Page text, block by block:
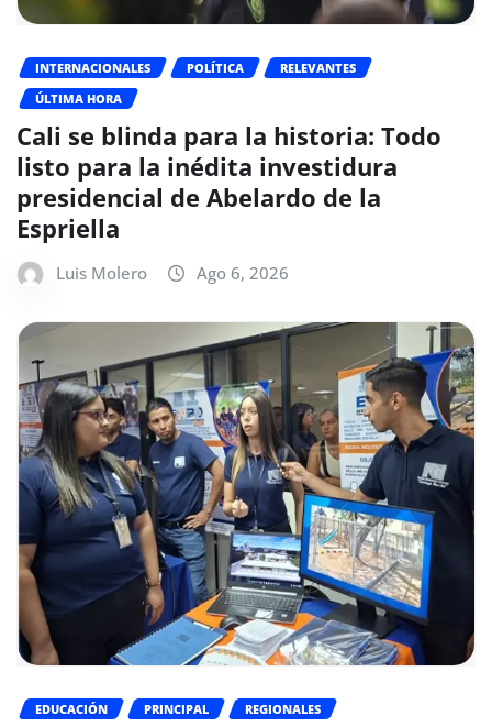
INTERNACIONALES POLÍTICA
RELEVANTES
ÚLTIMA HORA
Cali se blinda para la historia: Todo
listo para la inédita investidura
presidencial de Abelardo de la
Espriella
Luis Molero Ago 6, 2026
EDUCACIÓN PRINCIPAL
REGIONALES